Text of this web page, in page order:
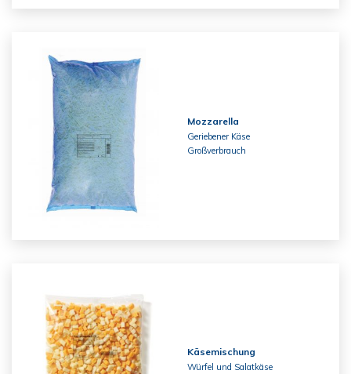
Mozzarella
Geriebener Käse
Großverbrauch
Käsemischung
Würfel und Salatkäse